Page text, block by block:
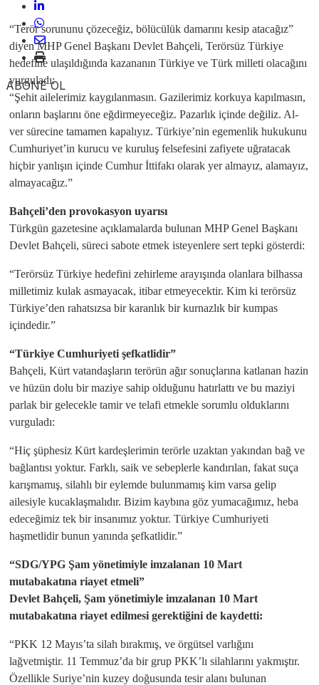
ABONE OL
“Terör sorununu çözeceğiz, bölücülük damarını kesip atacağız”
diyen MHP Genel Başkanı Devlet Bahçeli, Terörsüz Türkiye
hedefine ulaşıldığında kazananın Türkiye ve Türk milleti olacağını
vurguladı:
“Şehit ailelerimiz kaygılanmasın. Gazilerimiz korkuya kapılmasın,
onların başlarını öne eğdirmeyeceğiz. Pazarlık içinde değiliz. Al-
ver sürecine tamamen kapalıyız. Türkiye’nin egemenlik hukukunu
Cumhuriyet’in kurucu ve kuruluş felsefesini zafiyete uğratacak
hiçbir yanlışın içinde Cumhur İttifakı olarak yer almayız, alamayız,
almayacağız.”
Bahçeli’den provokasyon uyarısı
Türkgün gazetesine açıklamalarda bulunan MHP Genel Başkanı
Devlet Bahçeli, süreci sabote etmek isteyenlere sert tepki gösterdi:
“Terörsüz Türkiye hedefini zehirleme arayışında olanlara bilhassa
milletimiz kulak asmayacak, itibar etmeyecektir. Kim ki terörsüz
Türkiye’den rahatsızsa bir karanlık bir kurnazlık bir kumpas
içindedir.”
“Türkiye Cumhuriyeti şefkatlidir”
Bahçeli, Kürt vatandaşların terörün ağır sonuçlarına katlanan hazin
ve hüzün dolu bir maziye sahip olduğunu hatırlattı ve bu maziyi
parlak bir gelecekle tamir ve telafi etmekle sorumlu olduklarını
vurguladı:
“Hiç şüphesiz Kürt kardeşlerimin terörle uzaktan yakından bağ ve
bağlantısı yoktur. Farklı, saik ve sebeplerle kandırılan, fakat suça
karışmamış, silahlı bir eylemde bulunmamış kim varsa gelip
ailesiyle kucaklaşmalıdır. Bizim kaybına göz yumacağımız, heba
edeceğimiz tek bir insanımız yoktur. Türkiye Cumhuriyeti
haşmetlidir bunun yanında şefkatlidir.”
“SDG/YPG Şam yönetimiyle imzalanan 10 Mart
mutabakatına riayet etmeli”
Devlet Bahçeli, Şam yönetimiyle imzalanan 10 Mart
mutabakatına riayet edilmesi gerektiğini de kaydetti:
“PKK 12 Mayıs’ta silah bırakmış, ve örgütsel varlığını
lağvetmiştir. 11 Temmuz’da bir grup PKK’lı silahlarını yakmıştır.
Özellikle Suriye’nin kuzey doğusunda tesir alanı bulunan